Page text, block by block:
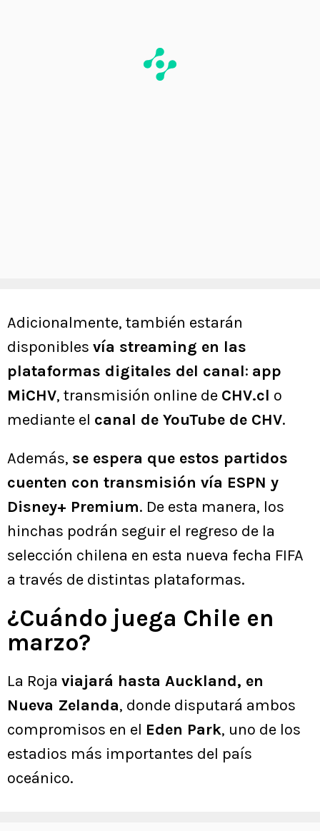
Adicionalmente, también estarán
disponibles vía streaming en las
plataformas digitales del canal: app
MiCHV, transmisión online de CHV.cl o
mediante el canal de YouTube de CHV.
Además, se espera que estos partidos
cuenten con transmisión vía ESPN y
Disney+ Premium. De esta manera, los
hinchas podrán seguir el regreso de la
selección chilena en esta nueva fecha FIFA
a través de distintas plataformas.
¿Cuándo juega Chile en
marzo?
La Roja viajará hasta Auckland, en
Nueva Zelanda, donde disputará ambos
compromisos en el Eden Park, uno de los
estadios más importantes del país
oceánico.